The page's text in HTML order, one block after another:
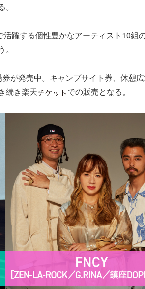
躍する個性豊かなアーティスト10組
が発売中。キャンプサイト券、休憩
続き楽天
での販売となる。